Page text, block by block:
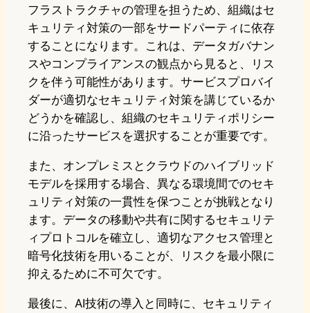
フラストラクチャの管理を担うため、組織はセ
キュリティ対策の一部をサードパーティに依存
することになります。これは、データガバナン
スやコンプライアンスの観点から見ると、リス
クを伴う可能性があります。サービスプロバイ
ダーが適切なセキュリティ対策を講じているか
どうかを確認し、組織のセキュリティポリシー
に沿ったサービスを選択することが重要です。
また、オンプレミスとクラウドのハイブリッド
モデルを採用する場合、異なる環境間でのセキ
ュリティ対策の一貫性を保つことが挑戦となり
ます。データの移動や共有に関するセキュリテ
ィプロトコルを確立し、適切なアクセス管理と
暗号化技術を用いることが、リスクを最小限に
抑えるために不可欠です。
最後に、AI技術の導入と同時に、セキュリティ